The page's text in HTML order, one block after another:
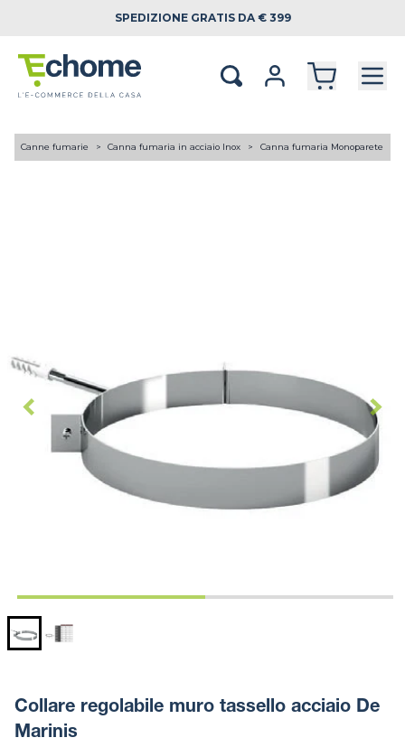
SPEDIZIONE GRATIS DA € 399
Canne fumarie Canna fumaria in acciaio Inox Canna fumaria Monoparete
Collare regolabile muro tassello acciaio De
Marinis